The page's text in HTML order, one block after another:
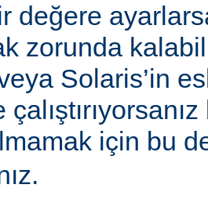
değere
zorunda
Solaris’in
için bu